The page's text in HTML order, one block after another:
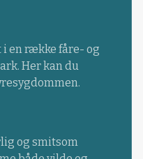
en række fåre- og
Her kan du
og smitsom